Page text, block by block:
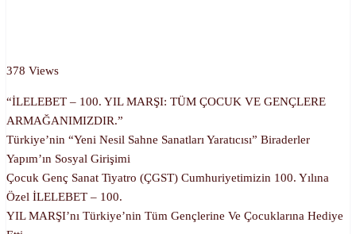
378 Views
“İLELEBET – 100. YIL MARŞI: TÜM ÇOCUK VE GENÇLERE
ARMAĞANIMIZDIR.”
Türkiye’nin “Yeni Nesil Sahne Sanatları Yaratıcısı” Biraderler
Yapım’ın Sosyal Girişimi
Çocuk Genç Sanat Tiyatro (ÇGST) Cumhuriyetimizin 100. Yılına
Özel İLELEBET – 100.
YIL MARŞI’nı Türkiye’nin Tüm Gençlerine Ve Çocuklarına Hediye